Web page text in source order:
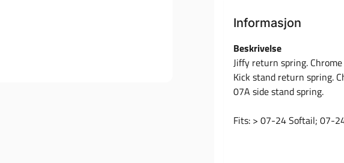
Informasjon
Beskrivelse
Jiffy return spring. Chrome
Kick stand return spring.
07A side stand spring.
Fits: > 07-24 Softail; 07-